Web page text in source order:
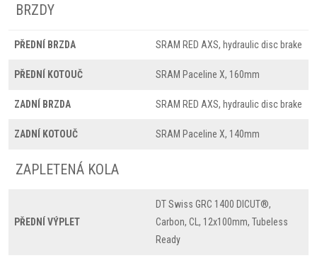
BRZDY
PŘEDNÍ BRZDA SRAM RED AXS, hydraulic disc brake
PŘEDNÍ KOTOUČ SRAM Paceline X, 160mm
ZADNÍ BRZDA SRAM RED AXS, hydraulic disc brake
ZADNÍ KOTOUČ SRAM Paceline X, 140mm
ZAPLETENÁ KOLA
PŘEDNÍ VÝPLET
DT Swiss GRC 1400 DICUT®,
Carbon, CL, 12x100mm, Tubeless
Ready